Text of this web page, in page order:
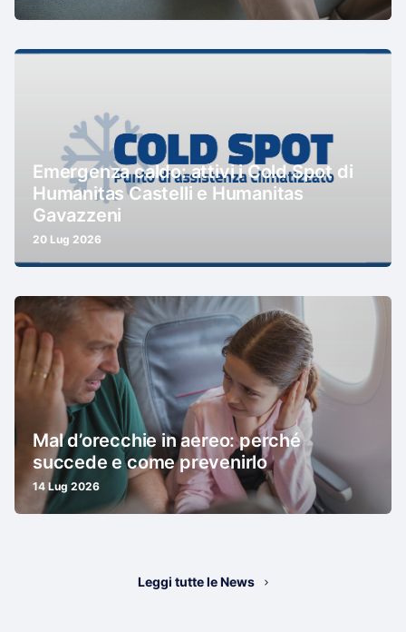
Emergenza caldo: attivi i Cold Spot di
Humanitas Castelli e Humanitas
Gavazzeni
20 Lug 2026
Mal d’orecchie in aereo: perché
succede e come prevenirlo
14 Lug 2026
Leggi tutte le News